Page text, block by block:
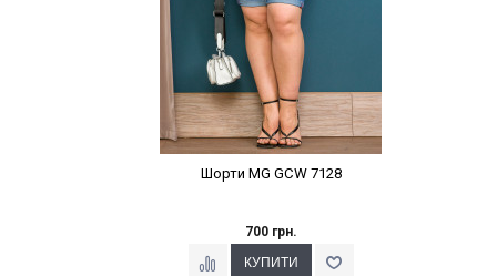
Шорти MG GCW 7128
700 грн.